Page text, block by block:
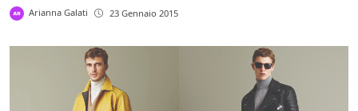
Arianna Galati 23 Gennaio 2015